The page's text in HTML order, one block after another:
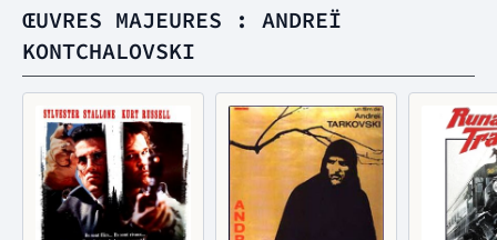
ŒUVRES MAJEURES : ANDREÏ
KONTCHALOVSKI